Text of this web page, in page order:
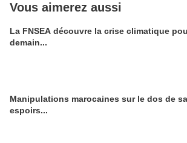
Vous aimerez aussi
La FNSEA découvre la crise climatique
demain...
Manipulations marocaines sur le dos de
espoirs...